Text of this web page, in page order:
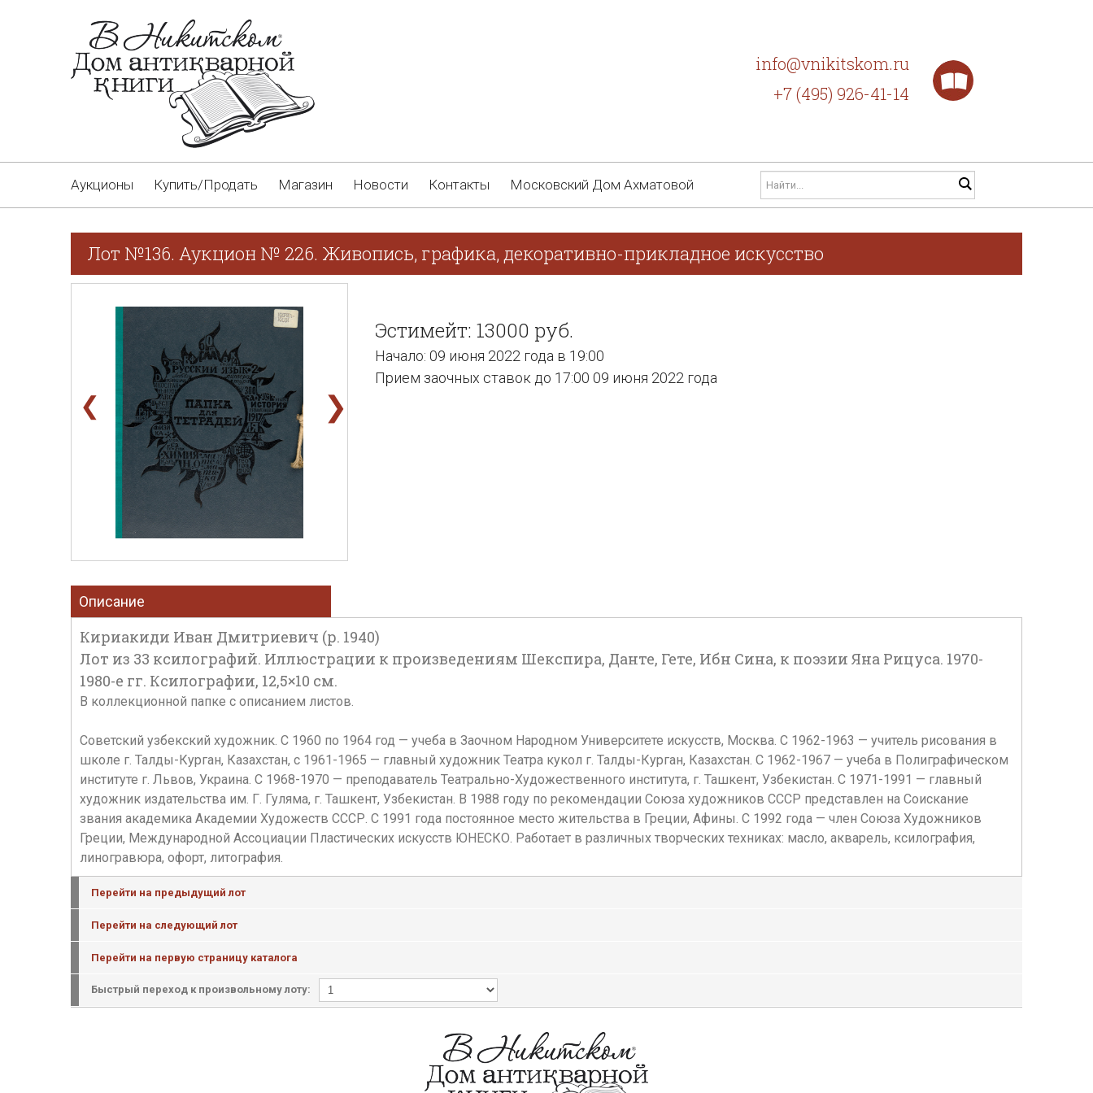
info@vnikitskom.ru
+7 (495) 926-41-14
Аукционы Купить/Продать Магазин Новости Контакты Московский Дом Ахматовой
Лот №136. Аукцион № 226. Живопись, графика, декоративно-прикладное искусство
❮ ❯
Эстимейт: 13000 руб.
Начало: 09 июня 2022 года в 19:00
Прием заочных ставок до 17:00 09 июня 2022 года
Описание
Кириакиди Иван Дмитриевич (р. 1940)
Лот из 33 ксилографий. Иллюстрации к произведениям Шекспира, Данте, Гете, Ибн Сина, к поэзии Яна Рицуса. 1970-
1980-е гг. Ксилографии, 12,5×10 см.
В коллекционной папке с описанием листов.
Советский узбекский художник. С 1960 по 1964 год — учеба в Заочном Народном Университете искусств, Москва. С 1962-1963 — учитель рисования в
школе г. Талды-Курган, Казахстан, с 1961-1965 — главный художник Театра кукол г. Талды-Курган, Казахстан. С 1962-1967 — учеба в Полиграфическом
институте г. Львов, Украина. С 1968-1970 — преподаватель Театрально-Художественного института, г. Ташкент, Узбекистан. С 1971-1991 — главный
художник издательства им. Г. Гуляма, г. Ташкент, Узбекистан. В 1988 году по рекомендации Союза художников СССР представлен на Соискание
звания академика Академии Художеств СССР. С 1991 года постоянное место жительства в Греции, Афины. С 1992 года — член Союза Художников
Греции, Международной Ассоциации Пластических искусств ЮНЕСКО. Работает в различных творческих техниках: масло, акварель, ксилография,
линогравюра, офорт, литография.
Перейти на предыдущий лот
Перейти на следующий лот
Перейти на первую страницу каталога
Быстрый переход к произвольному лоту: